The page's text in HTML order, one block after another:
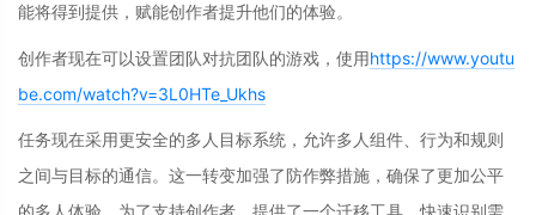
能将得到提供，赋能创作者提升他们的体验。
创作者现在可以设置团队对抗团队的游戏，使用https://www.youtu
be.com/watch?v=3L0HTe_Ukhs
任务现在采用更安全的多人目标系统，允许多人组件、行为和规则
之间与目标的通信。这一转变加强了防作弊措施，确保了更加公平